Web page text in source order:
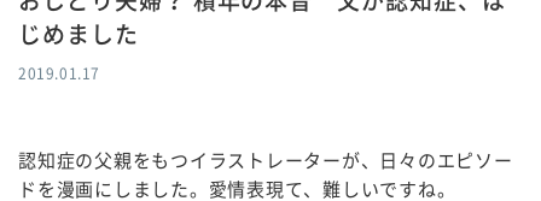
じめました
2019.01.17
認知症の父親をもつイラストレーターが、日々のエピソー
ドを漫画にしました。愛情表現て、難しいですね。